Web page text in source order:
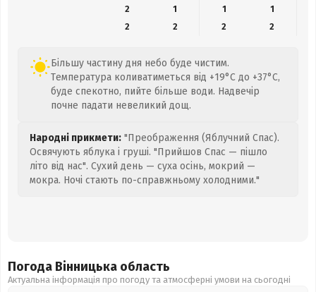
2
1 1
1
2
2 2 2
Більшу частину дня небо буде чистим.
Температура коливатиметься від +19°C до +37°C,
буде спекотно, пийте більше води. Надвечір
почне падати невеликий дощ.
Народні прикмети: "Преображення (Яблучний Спас).
Освячують яблука і груші. "Прийшов Спас — пішло
літо від нас". Сухий день — суха осінь, мокрий —
мокра. Ночі стають по-справжньому холодними."
Погода Вінницька область
Актуальна інформація про погоду та атмосферні умови на сьогодні